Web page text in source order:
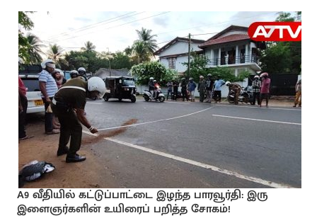
A9 வீதியில் கட்டுப்பாட்டை இழந்த பாரவூர்தி: இரு
இளைஞர்களின் உயிரைப் பறித்த சோகம்!